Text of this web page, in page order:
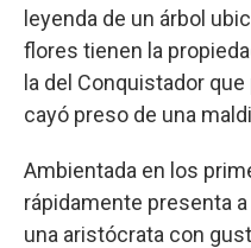
leyenda de un árbol
flores tienen la
la del Conquistador
cayó preso de una
Ambientada en los
rápidamente presenta
una aristócrata con